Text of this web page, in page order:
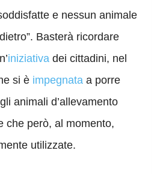
e nessun animale
Basterà ricordare
iniziativa dei cittadini, nel
si è impegnata a porre
animali d’allevamento
che però, al momento,
utilizzate.